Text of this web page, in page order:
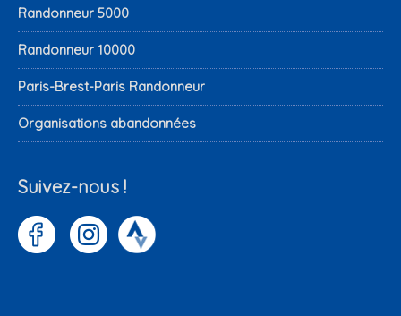
Randonneur 5000
Randonneur 10000
Paris-Brest-Paris Randonneur
Organisations abandonnées
Suivez-nous !